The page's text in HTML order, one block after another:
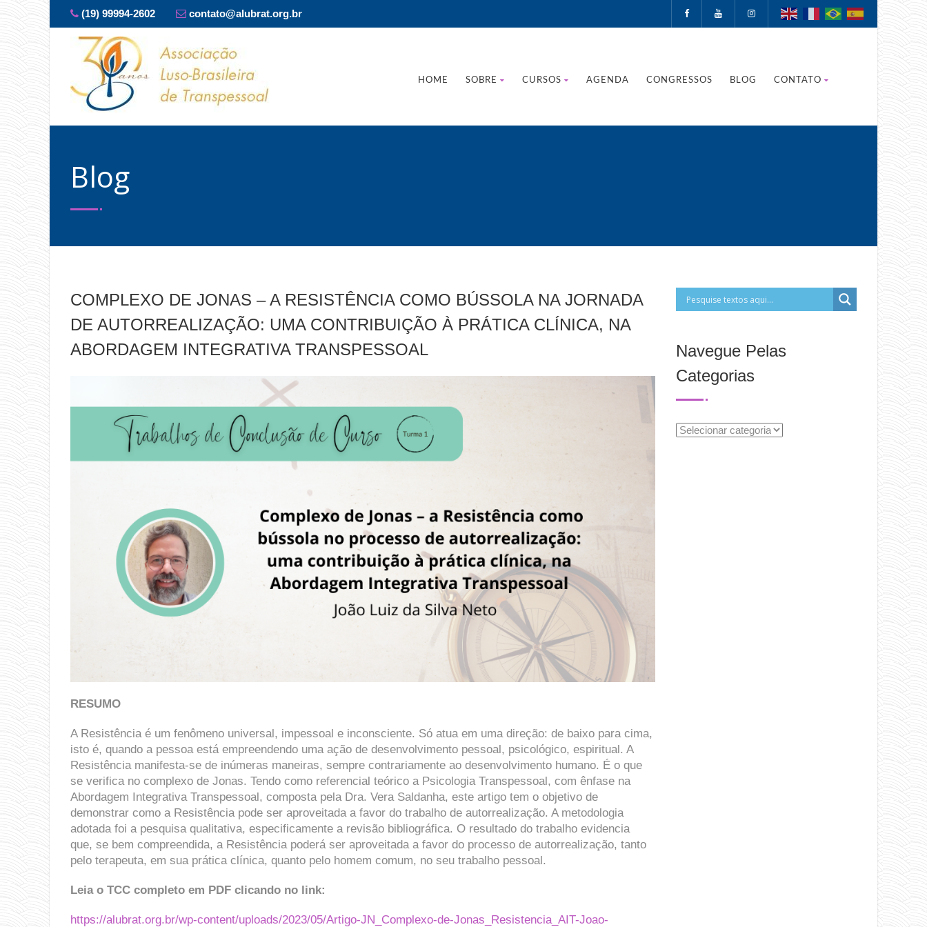
(19) 99994-2602 contato@alubrat.org.br
HOME SOBRE CURSOS AGENDA CONGRESSOS BLOG CONTATO
Blog
COMPLEXO DE JONAS – A RESISTÊNCIA COMO BÚSSOLA NA JORNADA
DE AUTORREALIZAÇÃO: UMA CONTRIBUIÇÃO À PRÁTICA CLÍNICA, NA
ABORDAGEM INTEGRATIVA TRANSPESSOAL
RESUMO
A Resistência é um fenômeno universal, impessoal e inconsciente. Só atua em uma direção: de baixo para cima,
isto é, quando a pessoa está empreendendo uma ação de desenvolvimento pessoal, psicológico, espiritual. A
Resistência manifesta-se de inúmeras maneiras, sempre contrariamente ao desenvolvimento humano. É o que
se verifica no complexo de Jonas. Tendo como referencial teórico a Psicologia Transpessoal, com ênfase na
Abordagem Integrativa Transpessoal, composta pela Dra. Vera Saldanha, este artigo tem o objetivo de
demonstrar como a Resistência pode ser aproveitada a favor do trabalho de autorrealização. A metodologia
adotada foi a pesquisa qualitativa, especificamente a revisão bibliográfica. O resultado do trabalho evidencia
que, se bem compreendida, a Resistência poderá ser aproveitada a favor do processo de autorrealização, tanto
pelo terapeuta, em sua prática clínica, quanto pelo homem comum, no seu trabalho pessoal.
Leia o TCC completo em PDF clicando no link:
https://alubrat.org.br/wp-content/uploads/2023/05/Artigo-JN_Complexo-de-Jonas_Resistencia_AIT-Joao-
Navegue Pelas
Categorias
Navegue